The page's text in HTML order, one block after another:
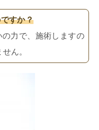
すか？
力で、施術しますの
ん。